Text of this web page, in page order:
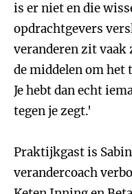
is er niet en die
opdrachtgevers
veranderen zit vaak
de middelen om het
Je hebt dan echt
tegen je zegt.'
Praktijkgast is
verandercoach